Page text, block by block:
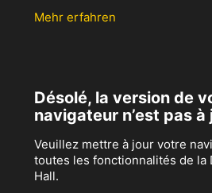
Mehr erfahren
Désolé, la version de
navigateur n’est pas à
Veuillez mettre à jour votre
toutes les fonctionnalités de la
Hall.